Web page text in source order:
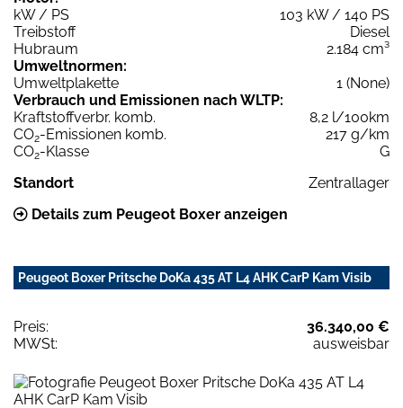
kW / PS
103 kW / 140 PS
Treibstoff
Diesel
Hubraum
2.184 cm³
Umweltnormen:
Umweltplakette
1 (None)
Verbrauch und Emissionen nach WLTP:
Kraftstoffverbr. komb.
8,2 l/100km
CO2-Emissionen komb.
217 g/km
CO2-Klasse
G
Standort
Zentrallager
Details zum Peugeot Boxer anzeigen
Peugeot Boxer Pritsche DoKa 435 AT L4 AHK CarP Kam Visib
Preis:
36.340,00 €
MWSt:
ausweisbar